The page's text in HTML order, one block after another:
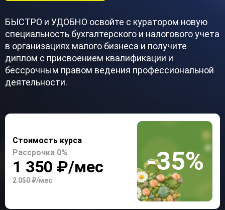
БЫСТРО и УДОБНО освойте с куратором новую
специальность бухгалтерского и налогового учета
в организациях малого бизнеса и получите
диплом с присвоением квалификации и
бессрочным правом ведения профессиональной
деятельности.
Стоимость курса
Рассрочка 0%
1 350 ₽/мес
2 050 ₽/мес
-35%